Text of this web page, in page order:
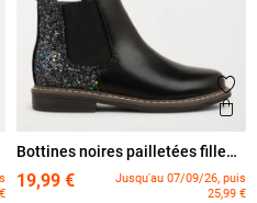
aux favoris
rapide
Bottines noires pailletées fille
(31-36)
19,99 €
Jusqu'au 07/09/26, puis
25,99 €